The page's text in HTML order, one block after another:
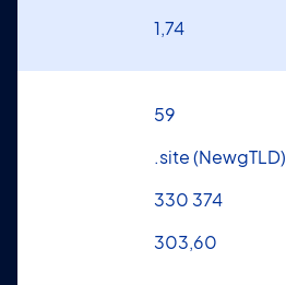
1,74
59
.site (NewgTLD)
330 374
303,60